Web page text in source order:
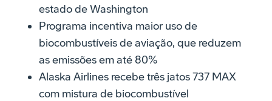
estado de Washington
Programa incentiva maior uso de
biocombustíveis de aviação, que reduzem
as emissões em até 80%
Alaska Airlines recebe três jatos 737 MAX
com mistura de biocombustível